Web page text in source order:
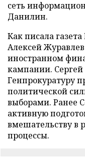
сеть
Данилин.
Как писала
Алексей Журавлев
иностранном
кампании.
Генпрокуратуру
политической
выборами. Ранее
активную
вмешательству в
процессы.